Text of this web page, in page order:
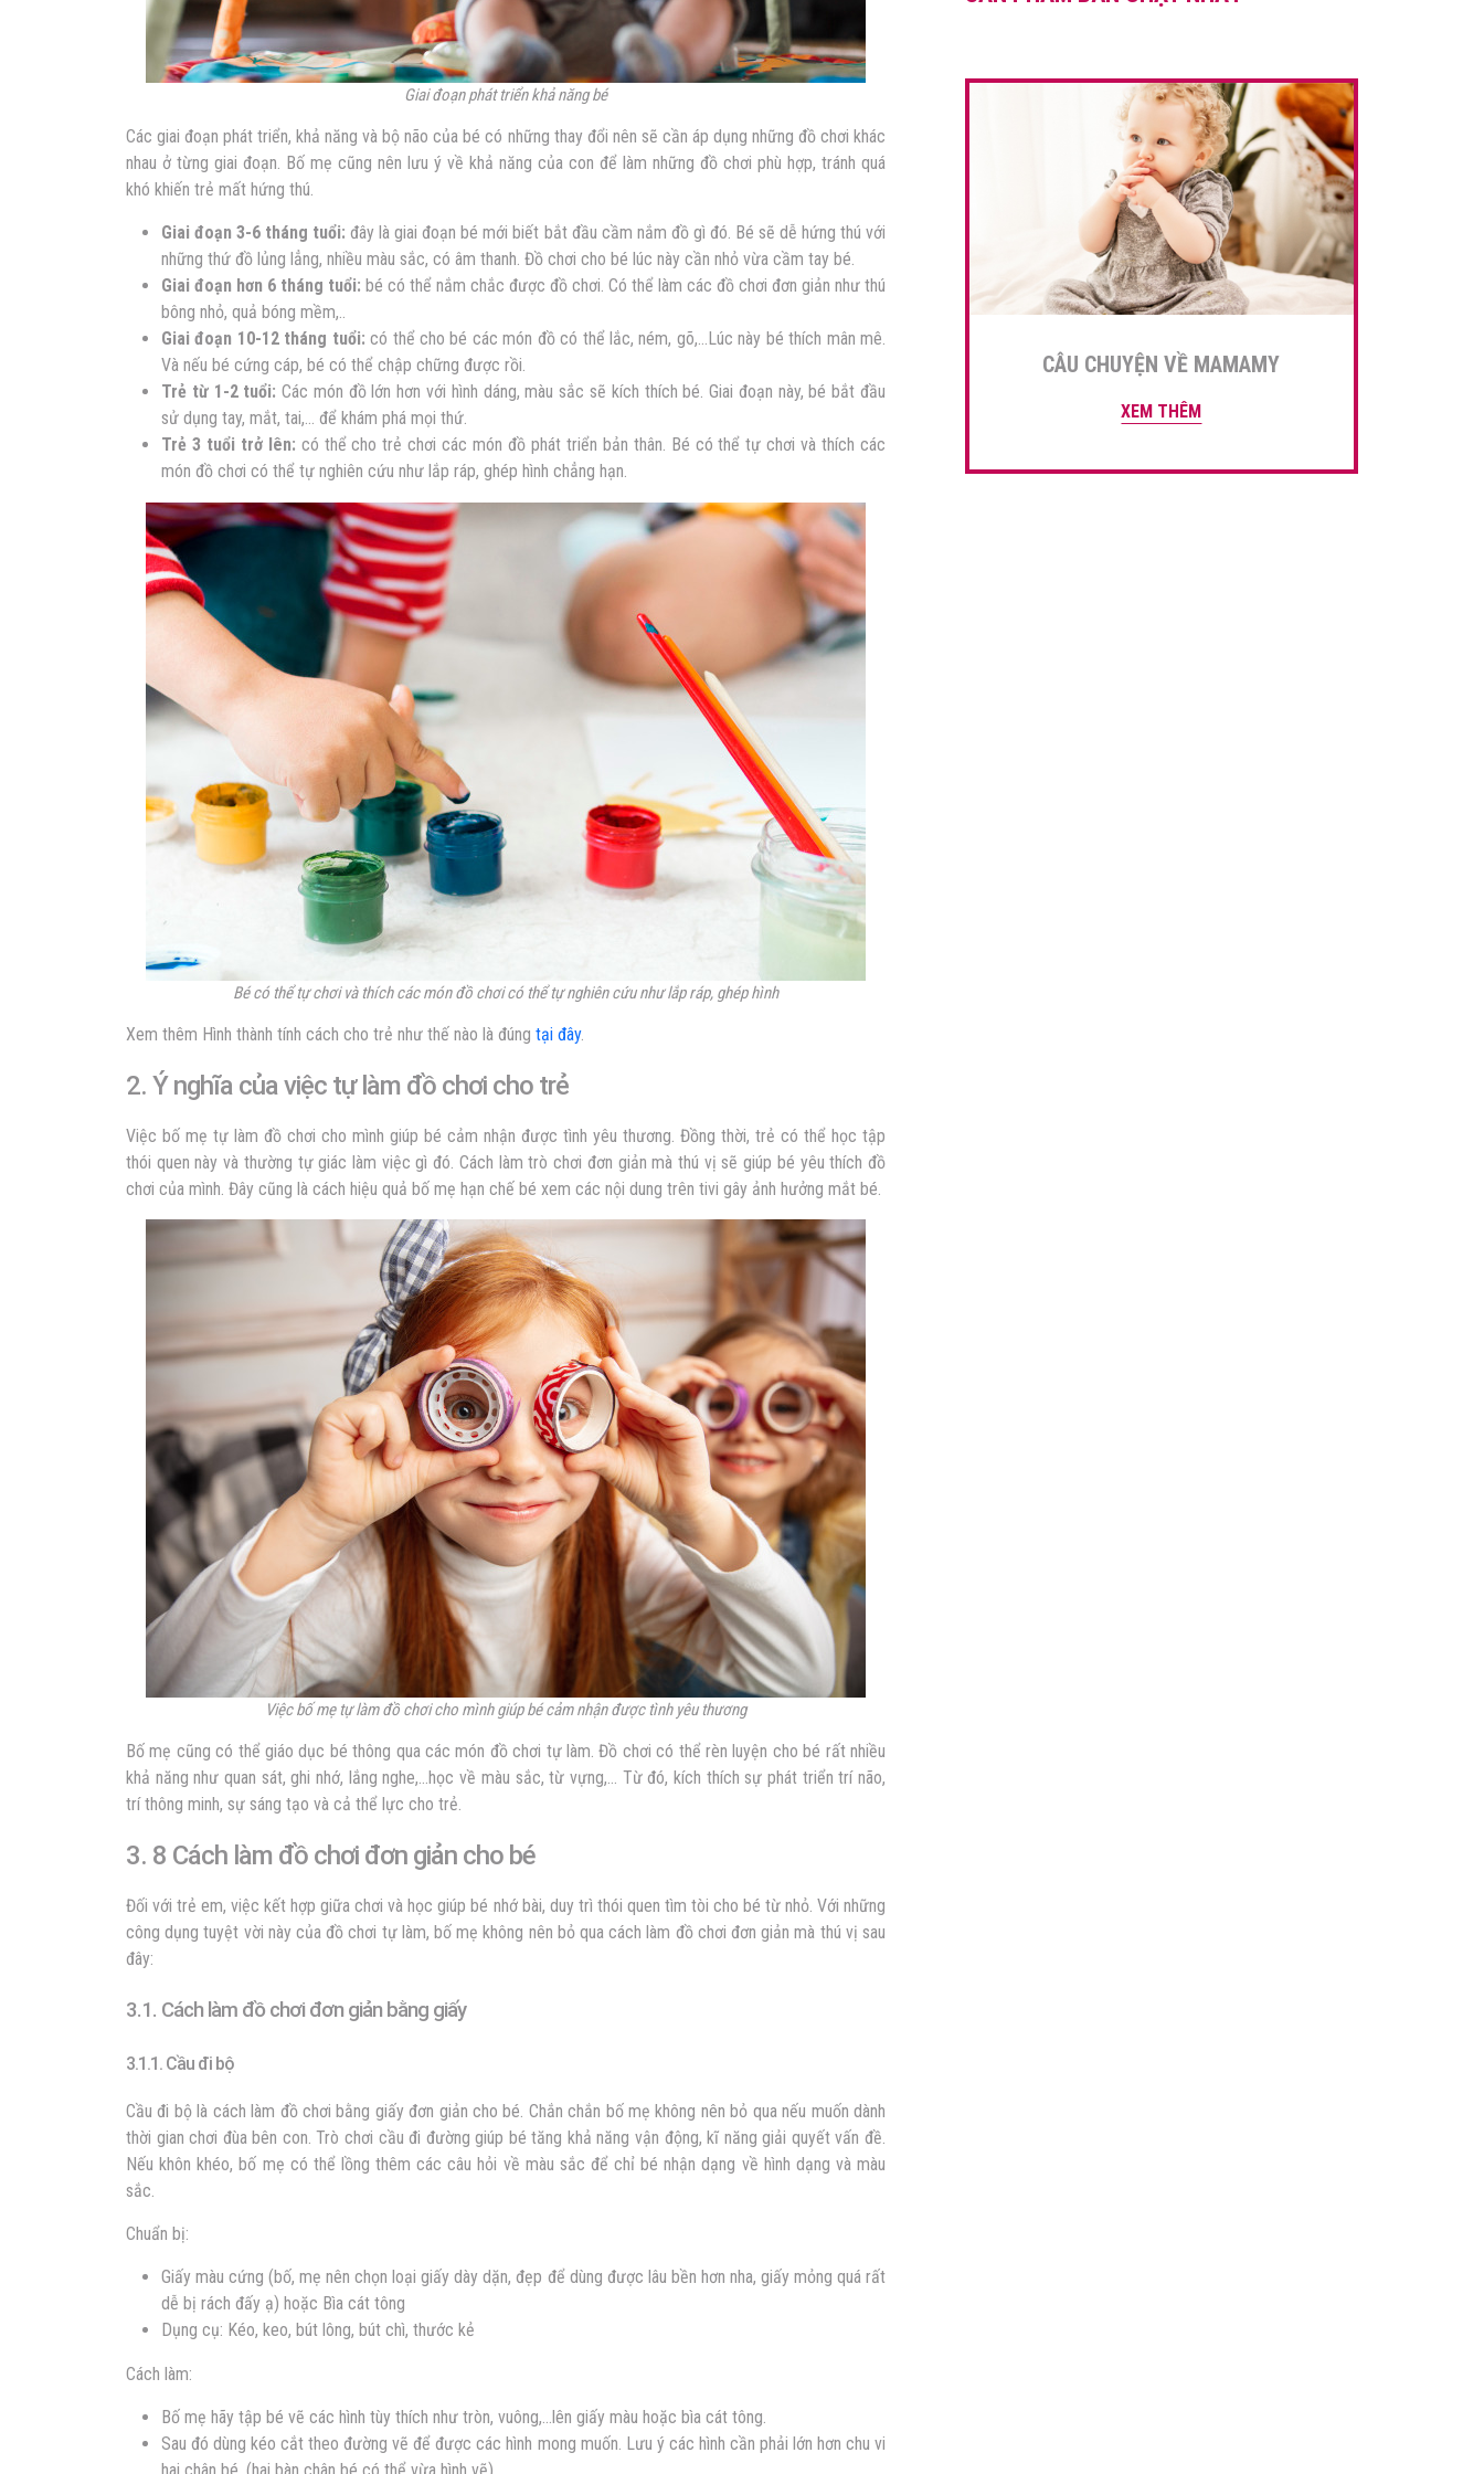
Giai đoạn phát triển khả năng bé
Các giai đoạn phát triển, khả năng và bộ não của bé có những thay đổi nên sẽ cần áp dụng những đồ chơi khác
nhau ở từng giai đoạn. Bố mẹ cũng nên lưu ý về khả năng của con để làm những đồ chơi phù hợp, tránh quá
khó khiến trẻ mất hứng thú.
Giai đoạn 3-6 tháng tuổi: đây là giai đoạn bé mới biết bắt đầu cầm nắm đồ gì đó. Bé sẽ dễ hứng thú với
những thứ đồ lủng lẳng, nhiều màu sắc, có âm thanh. Đồ chơi cho bé lúc này cần nhỏ vừa cầm tay bé.
Giai đoạn hơn 6 tháng tuổi: bé có thể nắm chắc được đồ chơi. Có thể làm các đồ chơi đơn giản như thú
bông nhỏ, quả bóng mềm,..
Giai đoạn 10-12 tháng tuổi: có thể cho bé các món đồ có thể lắc, ném, gõ,…Lúc này bé thích mân mê.
Và nếu bé cứng cáp, bé có thể chập chững được rồi.
Trẻ từ 1-2 tuổi: Các món đồ lớn hơn với hình dáng, màu sắc sẽ kích thích bé. Giai đoạn này, bé bắt đầu
sử dụng tay, mắt, tai,… để khám phá mọi thứ.
Trẻ 3 tuổi trở lên: có thể cho trẻ chơi các món đồ phát triển bản thân. Bé có thể tự chơi và thích các
món đồ chơi có thể tự nghiên cứu như lắp ráp, ghép hình chẳng hạn.
Bé có thể tự chơi và thích các món đồ chơi có thể tự nghiên cứu như lắp ráp, ghép hình
Xem thêm Hình thành tính cách cho trẻ như thế nào là đúng tại đây.
2. Ý nghĩa của việc tự làm đồ chơi cho trẻ
Việc bố mẹ tự làm đồ chơi cho mình giúp bé cảm nhận được tình yêu thương. Đồng thời, trẻ có thể học tập
thói quen này và thường tự giác làm việc gì đó. Cách làm trò chơi đơn giản mà thú vị sẽ giúp bé yêu thích đồ
chơi của mình. Đây cũng là cách hiệu quả bố mẹ hạn chế bé xem các nội dung trên tivi gây ảnh hưởng mắt bé.
Việc bố mẹ tự làm đồ chơi cho mình giúp bé cảm nhận được tình yêu thương
Bố mẹ cũng có thể giáo dục bé thông qua các món đồ chơi tự làm. Đồ chơi có thể rèn luyện cho bé rất nhiều
khả năng như quan sát, ghi nhớ, lắng nghe,…học về màu sắc, từ vựng,… Từ đó, kích thích sự phát triển trí não,
trí thông minh, sự sáng tạo và cả thể lực cho trẻ.
3. 8 Cách làm đồ chơi đơn giản cho bé
Đối với trẻ em, việc kết hợp giữa chơi và học giúp bé nhớ bài, duy trì thói quen tìm tòi cho bé từ nhỏ. Với những
công dụng tuyệt vời này của đồ chơi tự làm, bố mẹ không nên bỏ qua cách làm đồ chơi đơn giản mà thú vị sau
đây:
3.1. Cách làm đồ chơi đơn giản bằng giấy
3.1.1. Cầu đi bộ
Cầu đi bộ là cách làm đồ chơi bằng giấy đơn giản cho bé. Chắn chắn bố mẹ không nên bỏ qua nếu muốn dành
thời gian chơi đùa bên con. Trò chơi cầu đi đường giúp bé tăng khả năng vận động, kĩ năng giải quyết vấn đề.
Nếu khôn khéo, bố mẹ có thể lồng thêm các câu hỏi về màu sắc để chỉ bé nhận dạng về hình dạng và màu
sắc.
Chuẩn bị:
Giấy màu cứng (bố, mẹ nên chọn loại giấy dày dặn, đẹp để dùng được lâu bền hơn nha, giấy mỏng quá rất
dễ bị rách đấy ạ) hoặc Bìa cát tông
Dụng cụ: Kéo, keo, bút lông, bút chì, thước kẻ
Cách làm:
Bố mẹ hãy tập bé vẽ các hình tùy thích như tròn, vuông,…lên giấy màu hoặc bìa cát tông.
Sau đó dùng kéo cắt theo đường vẽ để được các hình mong muốn. Lưu ý các hình cần phải lớn hơn chu vi
CÂU CHUYỆN VỀ MAMAMY
XEM THÊM